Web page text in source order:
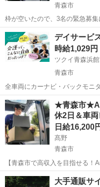
青森市
枠が空いたので、3名の緊急募集になります。 ✅
・格安軽バンを使用して、個人
す！ （※格安車両リース制度あ
す） ・荷物は日...
青森 青森市 ドライバー
デイサービ
時給1,029円
ツクイ青森浜館
青森市
全車両にカーナビ・バックモニ
安心して始められます。 ※デ
業務 ※専用車両(キャラバン
降時の介護補助(歩行介助・車い
青森 青森市 ドライバー
★青森市
休2日＆車
日給16,200
髙野
青森市
【青森市で高収入を目指せる！
許があれば未経験OK！「稼ぎ
体力に自信がない方も安心♪（
青森 青森市 ドライバー
大手通販サ